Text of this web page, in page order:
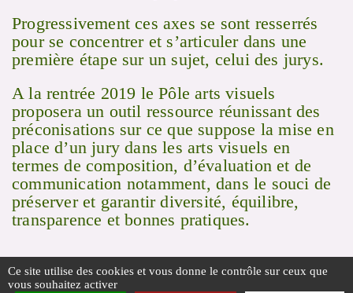
Progressivement ces axes se sont resserrés
pour se concentrer et s’articuler dans une
première étape sur un sujet, celui des jurys.
A la rentrée 2019 le Pôle arts visuels
proposera un outil ressource réunissant des
préconisations sur ce que suppose la mise en
place d’un jury dans les arts visuels en
termes de composition, d’évaluation et de
communication notamment, dans le souci de
préserver et garantir diversité, équilibre,
transparence et bonnes pratiques.
Ce site utilise des cookies et vous donne le contrôle sur ceux que
vous souhaitez activer